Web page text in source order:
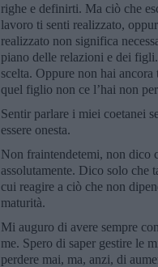
righe e definirti. Ma ciò che
lavoro ti senti realizzato,
realizzato non significa
piano delle relazioni e dei
scelta. Oppure non hai
quel figlio non ce l’hai non
Sentir parlare i miei coetanei
essere onesta.
Non fraintendetemi, non dico
assolutamente. Dico solo che
cui reagire a ciò che non
maturità.
Mi auguro di avere sempre
me. Spero di saper gestire le
perdere mai, ma, anzi, di